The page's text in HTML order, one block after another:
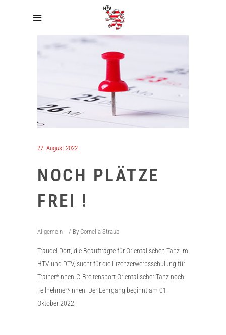
27. August 2022
NOCH PLÄTZE
FREI !
Allgemein By Cornelia Straub
Traudel Dort, die Beauftragte für Orientalischen Tanz im
HTV und DTV, sucht für die Lizenzerwerbsschulung für
Trainer*innen-C-Breitensport Orientalischer Tanz noch
Teilnehmer*innen. Der Lehrgang beginnt am 01.
Oktober 2022.